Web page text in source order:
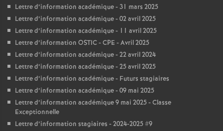
Lettre d’information académique - 31 mars 2025
Lettre d’information académique - 02 avril 2025
Lettre d’information académique - 11 avril 2025
Lettre d’information OSTIC - CPE - Avril 2025
Lettre d’information académique - 22 avril 2024
Lettre d’information académique - 25 avril 2025
Lettre d’information académique - Futurs stagiaires
Lettre d’information académique - 09 mai 2025
Lettre d’information académique 9 mai 2025 - Classe
Exceptionnelle
Lettre d’information stagiaires - 2024-2025 #9